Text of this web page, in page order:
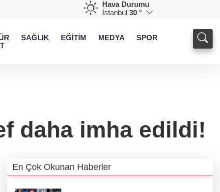
Hava Durumu
İstanbul 30 °
SAĞLIK EĞİTİM MEDYA SPOR
daha imha edildi!
En Çok Okunan Haberler